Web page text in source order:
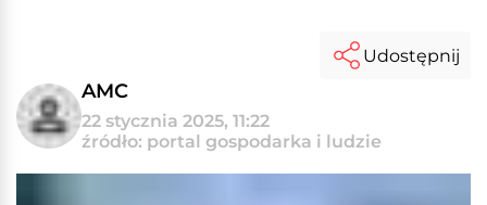
AMC
22 stycznia 2025, 11:22
źródło: portal gospodarka i ludzie
Udostępnij